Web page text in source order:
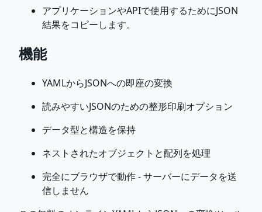
アプリケーションやAPIで使用するためにJSON
結果をコピーします。
機能
YAMLからJSONへの即座の変換
読みやすいJSONのための整形印刷オプション
データ型と構造を保持
ネストされたオブジェクトと配列を処理
完全にブラウザで動作 - サーバーにデータを送
信しません